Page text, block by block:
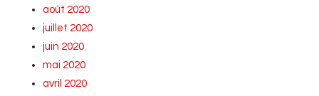
août 2020
juillet 2020
juin 2020
mai 2020
avril 2020